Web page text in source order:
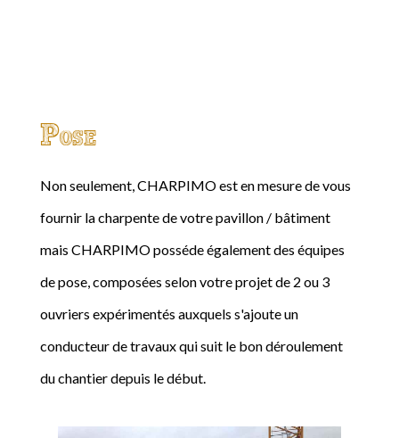
Pose
Non seulement, CHARPIMO est en mesure de vous
fournir la charpente de votre pavillon / bâtiment
mais CHARPIMO posséde également des équipes
de pose, composées selon votre projet de 2 ou 3
ouvriers expérimentés auxquels s'ajoute un
conducteur de travaux qui suit le bon déroulement
du chantier depuis le début.